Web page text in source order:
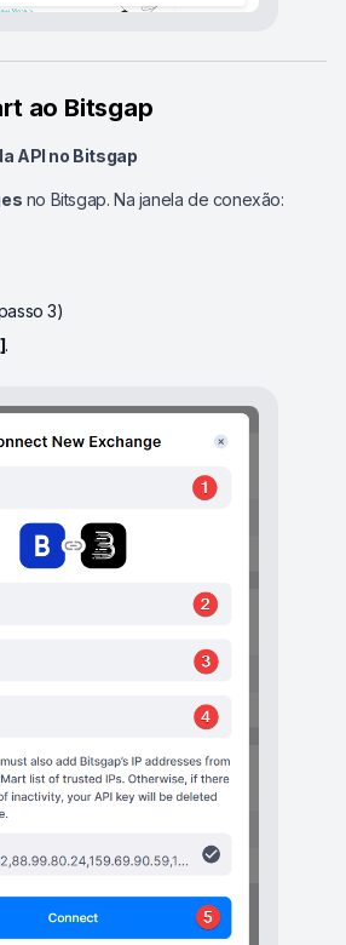
ao Bitsgap
API no Bitsgap
no Bitsgap. Na janela de conexão:
3)
.